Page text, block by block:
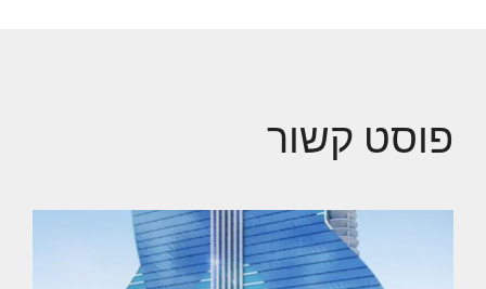
פוסט קשור